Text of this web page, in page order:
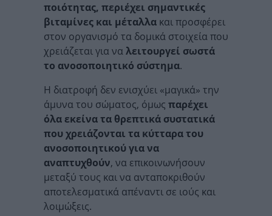
ποιότητας, περιέχει σημαντικές
βιταμίνες και μέταλλα και προσφέρει
στον οργανισμό τα δομικά στοιχεία που
χρειάζεται για ναλειτουργεί σωστά
το ανοσοποιητικό σύστημα.
H διατροφή δεν ενισχύει «μαγικά» την
άμυνα του σώματος, όμως παρέχει
όλα εκείνα τα θρεπτικά συστατικά
που χρειάζονται τα κύτταρα του
ανοσοποιητικού για να
αναπτυχθούν, να επικοινωνήσουν
μεταξύ τους και να ανταποκριθούν
αποτελεσματικά απέναντι σε ιούς και
λοιμώξεις.